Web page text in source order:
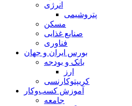
انرژی
پتروشیمی
مسکن
صنایع غذایی
فناوری
بورس ایران و جهان
بانک و بودجه
ارز
کریپتوکارنسی
آموزش کسب‌وکار
جامعه